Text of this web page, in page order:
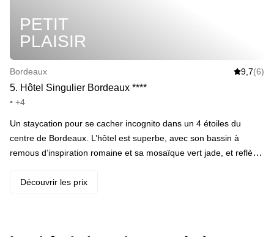
PETIT
PLAISIR
Bordeaux 9,7(6)
5. Hôtel Singulier Bordeaux ****
• +4
Un staycation pour se cacher incognito dans un 4 étoiles du
centre de Bordeaux. L’hôtel est superbe, avec son bassin à
remous d’inspiration romaine et sa mosaïque vert jade, et reflète
incroyable rooftop et son jardin vertical dans la cour intérieure. ·
Découvrir les prix